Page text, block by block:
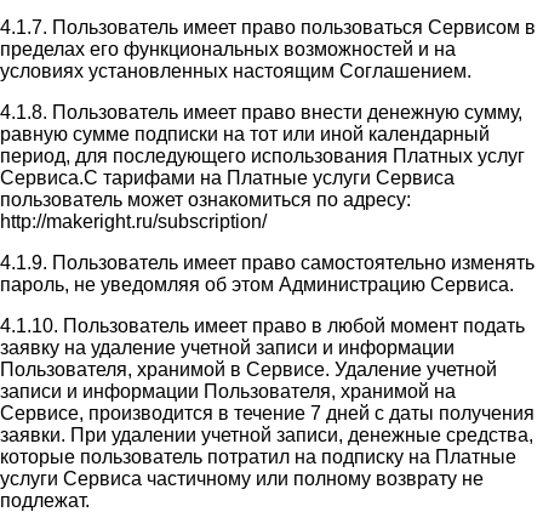
4.1.7. Пользователь имеет право пользоваться Сервисом в
пределах его функциональных возможностей и на
условиях установленных настоящим Соглашением.
4.1.8. Пользователь имеет право внести денежную сумму,
равную сумме подписки на тот или иной календарный
период, для последующего использования Платных услуг
Сервиса.С тарифами на Платные услуги Сервиса
пользователь может ознакомиться по адресу:
http://makeright.ru/subscription/
4.1.9. Пользователь имеет право самостоятельно изменять
пароль, не уведомляя об этом Администрацию Сервиса.
4.1.10. Пользователь имеет право в любой момент подать
заявку на удаление учетной записи и информации
Пользователя, хранимой в Сервисе. Удаление учетной
записи и информации Пользователя, хранимой на
Сервисе, производится в течение 7 дней с даты получения
заявки. При удалении учетной записи, денежные средства,
которые пользователь потратил на подписку на Платные
услуги Сервиса частичному или полному возврату не
подлежат.